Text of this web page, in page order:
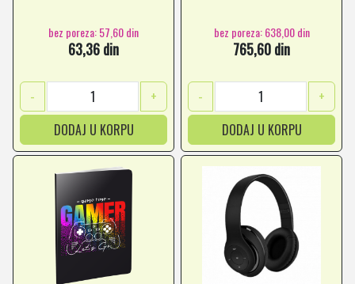
bez poreza: 57,60 din
63,36 din
-
+
DODAJ U KORPU
bez poreza: 638,00 din
765,60 din
-
+
DODAJ U KORPU